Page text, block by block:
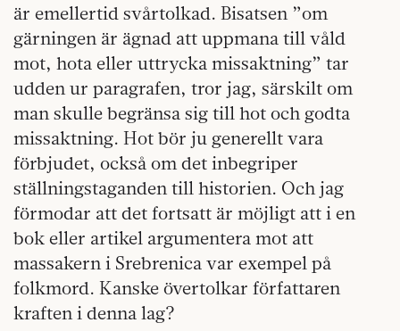
är emellertid svårtolkad. Bisatsen ”om
gärningen är ägnad att uppmana till våld
mot, hota eller uttrycka missaktning” tar
udden ur paragrafen, tror jag, särskilt om
man skulle begränsa sig till hot och godta
missaktning. Hot bör ju generellt vara
förbjudet, också om det inbegriper
ställningstaganden till historien. Och jag
förmodar att det fortsatt är möjligt att i en
bok eller artikel argumentera mot att
massakern i Srebrenica var exempel på
folkmord. Kanske övertolkar författaren
kraften i denna lag?